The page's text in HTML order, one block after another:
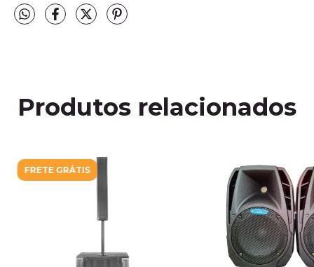
Produtos relacionados
FRETE GRÁTIS